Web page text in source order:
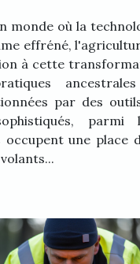
monde où la
effréné,
à cette
par des
parmi
occupent une place